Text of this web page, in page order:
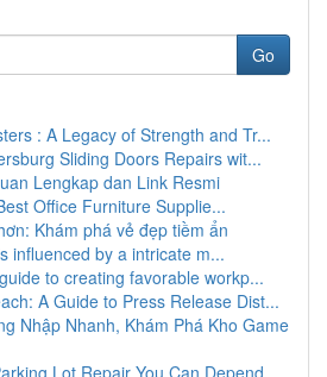
Go
: A Legacy of Strength and Tr...
Sliding Doors Repairs wit...
Lengkap dan Link Resmi
Office Furniture Supplie...
Khám phá vẻ đẹp tiềm ẩn
influenced by a intricate m...
to creating favorable workp...
A Guide to Press Release Dist...
Nhập Nhanh, Khám Phá Kho Game
Lot Repair You Can Depend